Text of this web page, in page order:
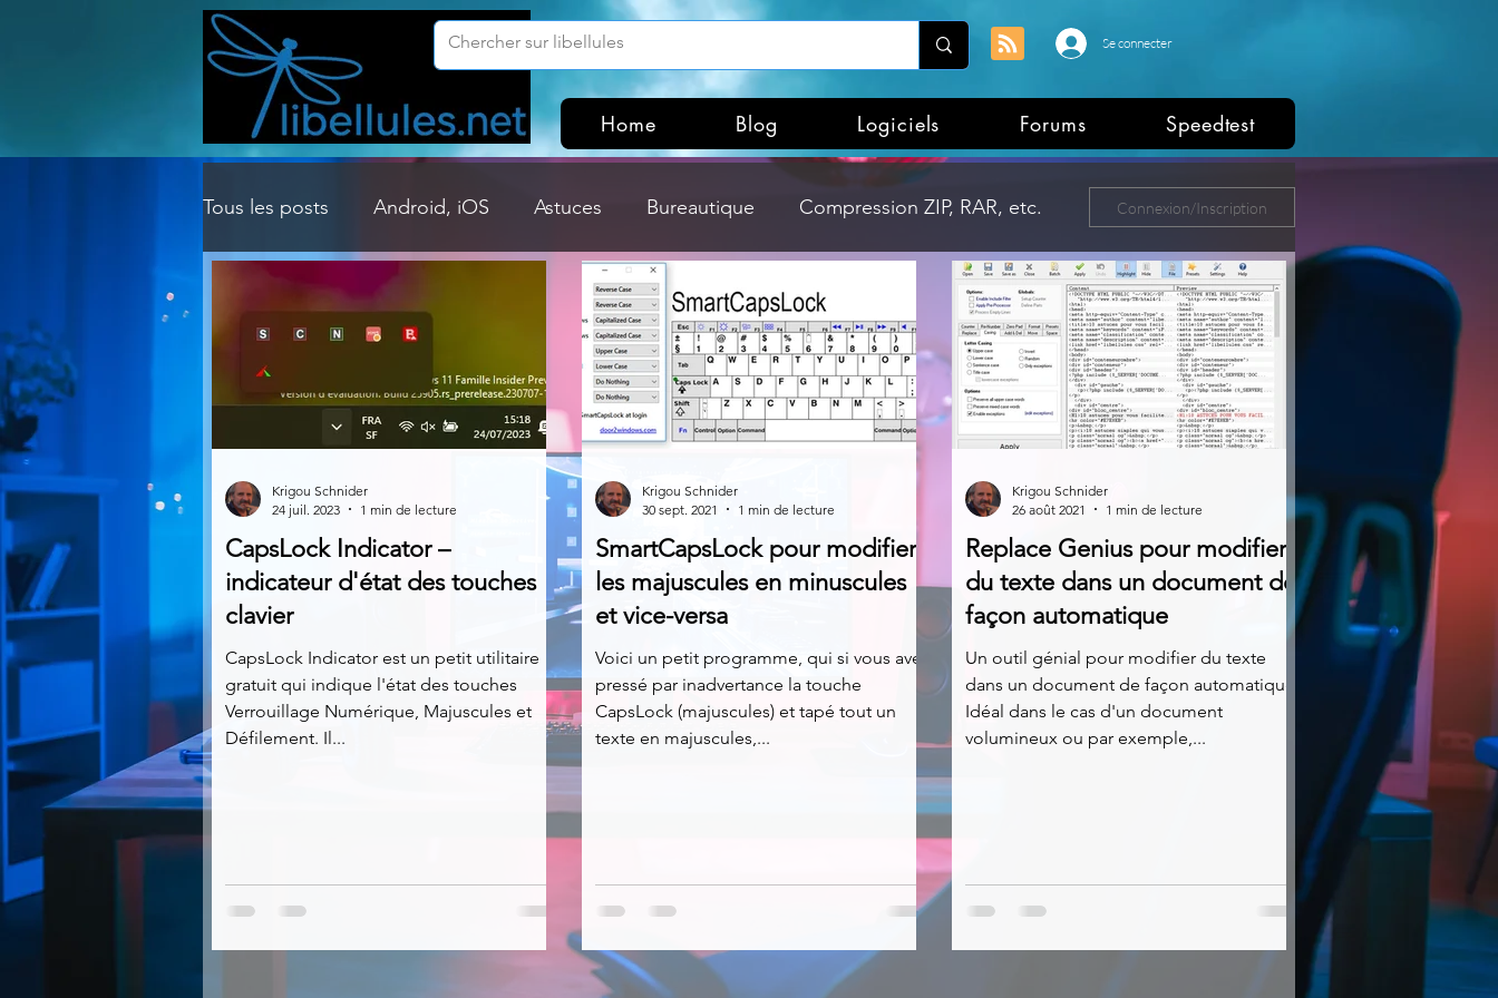
Se connecter
Home Blog Logiciels Forums Speedtest
Tous les posts Android, iOS Astuces Bureautique Compression ZIP, RAR, etc.
Customisation Windows Dossier Windows Explorateurs de fichiers
Gestion Système Graphisme Hardware Internet
Linux Mises à jour
Multimedia Navigateurs News Nirsoft Occupation disque
Photographie Réseaux Réseaux sociaux Sécurité Services en ligne
Video Logiciels les plus recherchés
Connexion/Inscription
CapsLock Indicator –
indicateur d'état des touches
clavier
CapsLock Indicator est un petit utilitaire
gratuit qui indique l'état des touches
Verrouillage Numérique, Majuscules et
Défilement. Il...
Krigou Schnider
24 juil. 2023
1 min de lecture
SmartCapsLock pour modifier
les majuscules en minuscules
et vice-versa
Voici un petit programme, qui si vous avez
pressé par inadvertance la touche
CapsLock (majuscules) et tapé tout un
texte en majuscules,...
Krigou Schnider
30 sept. 2021
1 min de lecture
Replace Genius pour modifier
du texte dans un document de
façon automatique
Un outil génial pour modifier du texte
dans un document de façon automatique.
Idéal dans le cas d'un document
volumineux ou par exemple,...
Krigou Schnider
26 août 2021
1 min de lecture